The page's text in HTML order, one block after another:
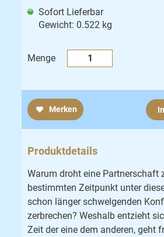
Menge
Sofort Lieferbar
Gewicht: 0.522 kg
Merken
Produktdetails
Warum droht eine Partnerschaft
bestimmten Zeitpunkt unter
schon länger schwelgenden
zerbrechen? Weshalb entzieht
Zeit der eine dem anderen, geht